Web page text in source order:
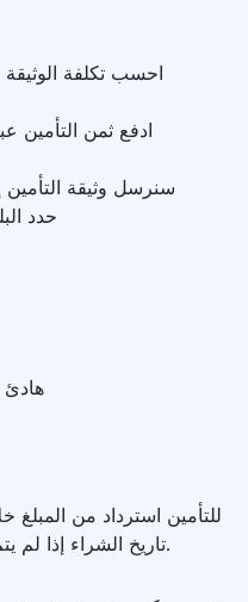
احسب تكلفة الوثيقة
ادفع ثمن التأمين
سنرسل وثيقة التأمين
حدد
هادئ
تاريخ الشراء إذا لم يتم تفعيل الوثيقة. لا توجد أسئلة أخرى.